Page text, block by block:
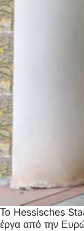
Το Hessisches
έργα από την